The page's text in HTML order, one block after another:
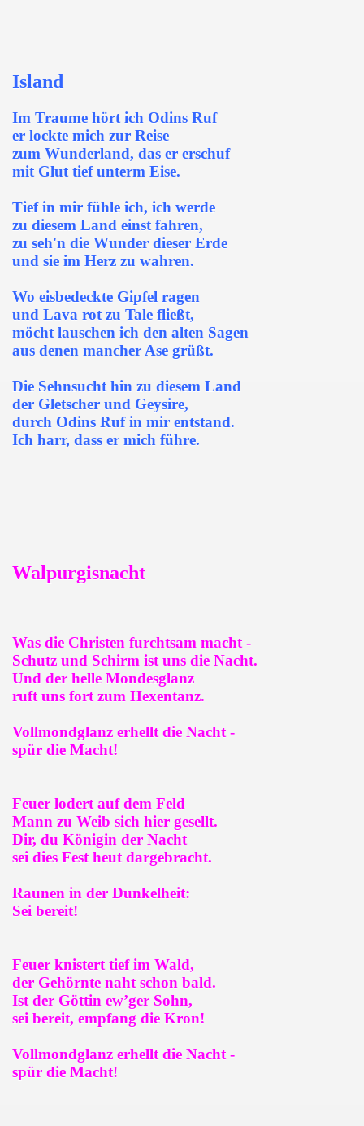
Island
Im Traume hört ich Odins Ruf
er lockte mich zur Reise
zum Wunderland, das er erschuf
mit Glut tief unterm Eise.
Tief in mir fühle ich, ich werde
zu diesem Land einst fahren,
zu seh'n die Wunder dieser Erde
und sie im Herz zu wahren.
Wo eisbedeckte Gipfel ragen
und Lava rot zu Tale fließt,
möcht lauschen ich den alten Sagen
aus denen mancher Ase grüßt.
Die Sehnsucht hin zu diesem Land
der Gletscher und Geysire,
durch Odins Ruf in mir entstand.
Ich harr, dass er mich führe.
Walpurgisnacht
Was die Christen furchtsam macht -
Schutz und Schirm ist uns die Nacht.
Und der helle Mondesglanz
ruft uns fort zum Hexentanz.
Vollmondglanz erhellt die Nacht -
spür die Macht!
Feuer lodert auf dem Feld
Mann zu Weib sich hier gesellt.
Dir, du Königin der Nacht
sei dies Fest heut dargebracht.
Raunen in der Dunkelheit:
Sei bereit!
Feuer knistert tief im Wald,
der Gehörnte naht schon bald.
Ist der Göttin ew’ger Sohn,
sei bereit, empfang die Kron!
Vollmondglanz erhellt die Nacht -
spür die Macht!